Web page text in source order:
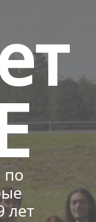
по
лет